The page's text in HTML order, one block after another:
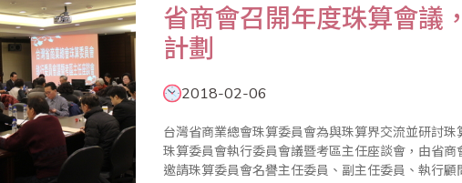
省商會召開年度珠算會議
計劃
2018-02-06
台灣省商業總會珠算委員會為與珠算界交流並研討
珠算委員會執行委員會議暨考區主任座談會，由省
邀請珠算委員會名譽主任委員、副主任委員、執行